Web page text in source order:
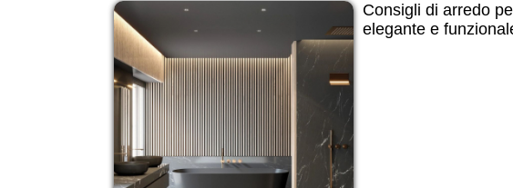
Consigli di arredo
elegante e